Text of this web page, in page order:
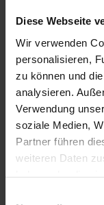
Diese Webseite
Wir verwenden
personalisieren,
zu können und
analysieren.
Verwendung
soziale Medien,
Partner führen
weiteren Daten
Bitcoin &
20.07.2026
NEUES